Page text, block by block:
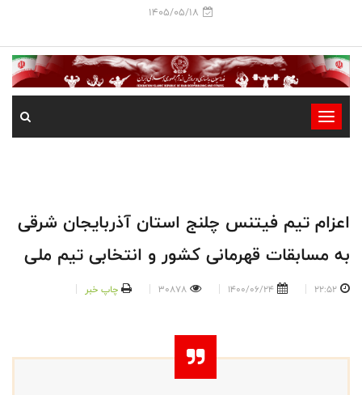
1405/05/18
-
-
-
اعزام تیم فیتنس چلنج استان آذربایجان شرقی
به مسابقات قهرمانی کشور و انتخابی تیم ملی
22:52
1400/06/24
30878 چاپ خبر